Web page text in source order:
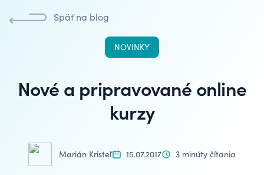
Späť na blog
NOVINKY
Nové a pripravované online
kurzy
Marián Kristeľ 15.07.2017 3 minúty čítania